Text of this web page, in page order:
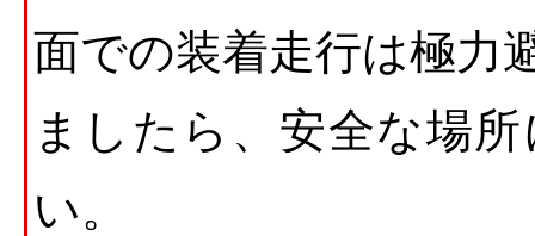
面での装着走行は極力
ましたら、安全な場
い。